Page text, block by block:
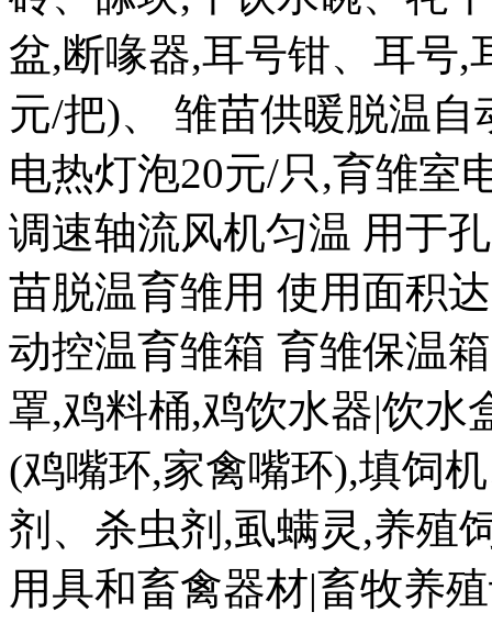
盆,断喙器,耳号钳、耳号,
元/把)、 雏苗供暖脱温
电热灯泡20元/只,育雏室
调速轴流风机匀温 用于
苗脱温育雏用 使用面积
动控温育雏箱 育雏保温
罩,鸡料桶,鸡饮水器|饮水
(鸡嘴环,家禽嘴环),填饲
剂、杀虫剂,虱螨灵,养殖
用具和畜禽器材|畜牧养